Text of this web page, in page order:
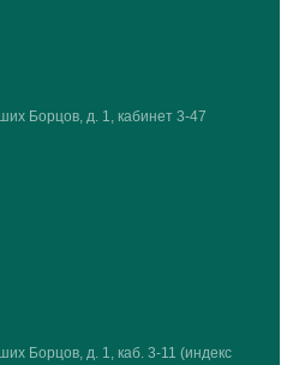
Борцов, д. 1, кабинет 3-47
Борцов, д. 1, каб. 3-11 (индекс